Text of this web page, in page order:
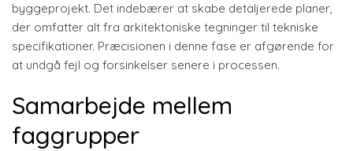
byggeprojekt. Det indebærer at skabe detaljerede planer,
der omfatter alt fra arkitektoniske tegninger til tekniske
specifikationer. Præcisionen i denne fase er afgørende for
at undgå fejl og forsinkelser senere i processen.
Samarbejde mellem
faggrupper